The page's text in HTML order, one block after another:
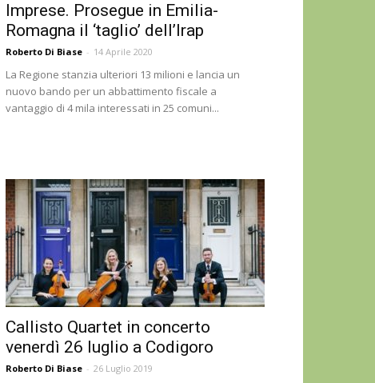
Imprese. Prosegue in Emilia-
Romagna il ‘taglio’ dell’Irap
Roberto Di Biase - 14 Aprile 2020
La Regione stanzia ulteriori 13 milioni e lancia un
nuovo bando per un abbattimento fiscale a
vantaggio di 4 mila interessati in 25 comuni...
Callisto Quartet in concerto
venerdì 26 luglio a Codigoro
Roberto Di Biase - 26 Luglio 2019